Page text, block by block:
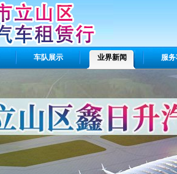
车队展示 业界新闻 服务